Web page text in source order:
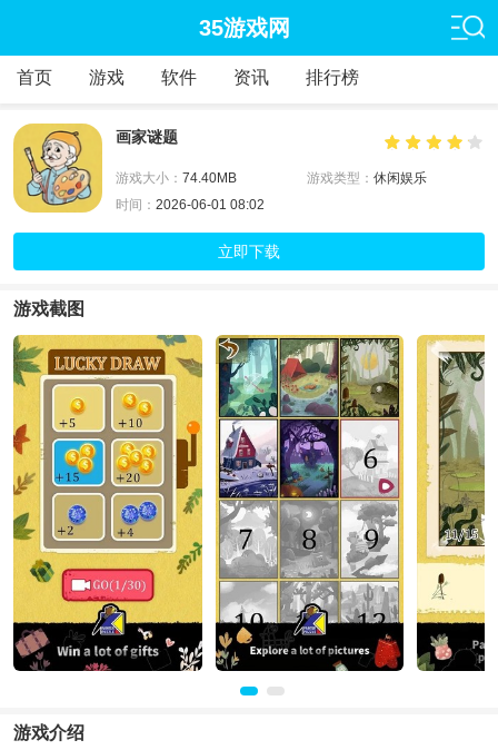
35游戏网
首页 游戏 软件 资讯 排行榜
画家谜题
游戏大小： 74.40MB 游戏类型： 休闲娱乐
时间： 2026-06-01 08:02
立即下载
游戏截图
游戏介绍